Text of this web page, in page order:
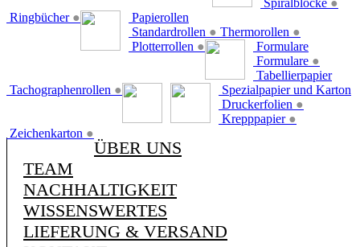
Spiralblöcke ●
Ringbücher ●
Papierollen
Standardrollen ● Thermorollen ●
Plotterrollen ●
Formulare
Formulare ●
Tachographenrollen ●
Tabellierpapier
Spezialpapier und Karton
Druckerfolien ●
Krepppapier ●
Zeichenkarton ●
ÜBER UNS
TEAM
NACHHALTIGKEIT
WISSENSWERTES
LIEFERUNG & VERSAND